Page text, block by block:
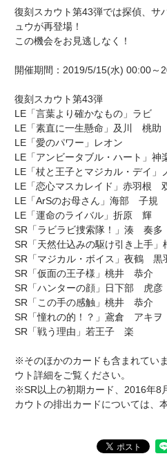
復刻スカウト第43弾では探偵、サ
ュウが再登場！
この機会をお見逃しなく！
開催期間：2019/5/15(水) 00:00～
復刻スカウト第43弾
LE「言葉より確かなもの」ラビ
LE「素直に一生懸命」及川 桃助
LE「愛のパワー」レオン
LE「アンビータブル・ハート」
LE「杖と王子とマジカル・デイ」
LE「恋心マスカレイド」赤羽根
LE「ArSのお母さん」海部 子規
LE「運命のライバル」折原 輝
SR「ラビラビ捜索隊！」湊 奏多
SR「天然仕込みの駆け引き上手
SR「マジカル・ボイス」夜鶴 黒
SR「仮面の王子様」桃井 恭介
SR「ハンターの顔」日下部 虎彦
SR「この手の感触」桃井 恭介
SR「憧れの的！？」鳶倉 アキヲ
SR「戦う理由」若王子 楽
※そのほかのカードも含まれてい
ウト詳細をご覧ください。
※SR以上の初期カード、2016年8
カウトの排出カードについては、